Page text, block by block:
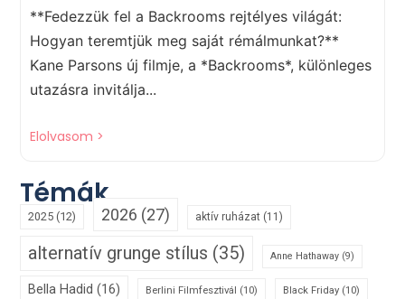
**Fedezzük fel a Backrooms rejtélyes világát:
Hogyan teremtjük meg saját rémálmunkat?**
Kane Parsons új filmje, a *Backrooms*, különleges
utazásra invitálja...
Elolvasom >
Témák
2025 (12) 2026 (27) aktív ruházat (11)
alternatív grunge stílus (35) Anne Hathaway (9)
Bella Hadid (16) Berlini Filmfesztivál (10) Black Friday (10)